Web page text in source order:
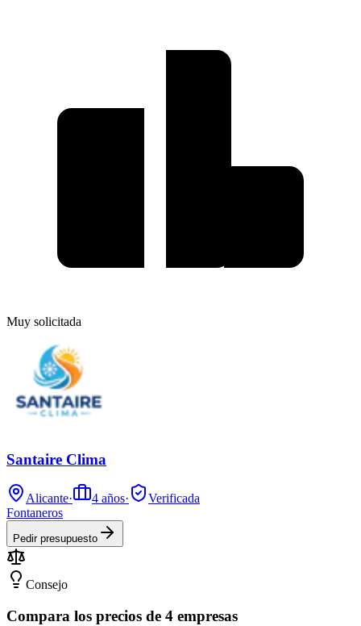
Muy solicitada
Santaire Clima
Alicante· 4 años·
Verificada
Fontaneros
Pedir presupuesto
Consejo
Compara los precios de 4 empresas